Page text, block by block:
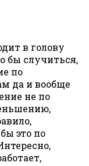
в голову
бы случиться,
по
да и вообще
не по
это по